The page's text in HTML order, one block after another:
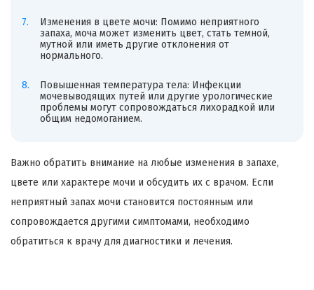
Изменения в цвете мочи: Помимо неприятного
запаха, моча может изменить цвет, стать темной,
мутной или иметь другие отклонения от
нормального.
Повышенная температура тела: Инфекции
мочевыводящих путей или другие урологические
проблемы могут сопровождаться лихорадкой или
общим недомоганием.
Важно обратить внимание на любые изменения в запахе,
цвете или характере мочи и обсудить их с врачом. Если
неприятный запах мочи становится постоянным или
сопровождается другими симптомами, необходимо
обратиться к врачу для диагностики и лечения.